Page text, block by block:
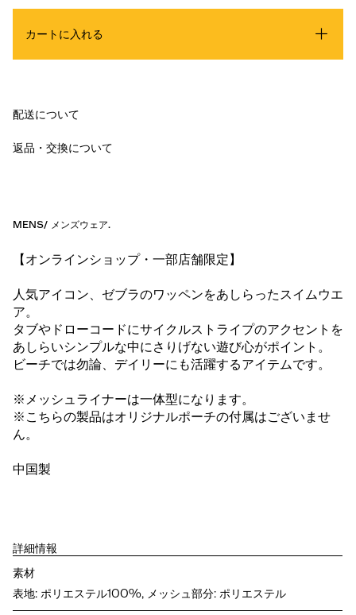
カートに入れる
配送について
返品・交換について
MENS/ メンズウェア.
【オンラインショップ・一部店舗限定】
人気アイコン、ゼブラのワッペンをあしらったスイムウエ
ア。
タブやドローコードにサイクルストライプのアクセントを
あしらいシンプルな中にさりげない遊び心がポイント。
ビーチでは勿論、デイリーにも活躍するアイテムです。
※メッシュライナーは一体型になります。
※こちらの製品はオリジナルポーチの付属はございませ
ん。
中国製
詳細情報
素材
表地: ポリエステル100%, メッシュ部分: ポリエステル